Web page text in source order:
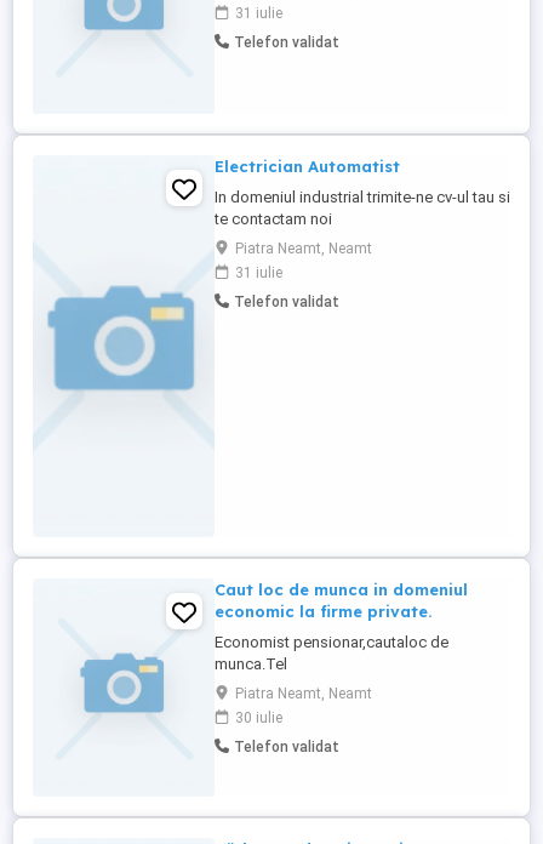
31 iulie
Telefon validat
Electrician Automatist
In domeniul industrial trimite-ne cv-ul tau si
te contactam noi
Piatra Neamt, Neamt
31 iulie
Telefon validat
Caut loc de munca in domeniul
economic la firme private.
Economist pensionar,cautaloc de
munca.Tel
Piatra Neamt, Neamt
30 iulie
Telefon validat